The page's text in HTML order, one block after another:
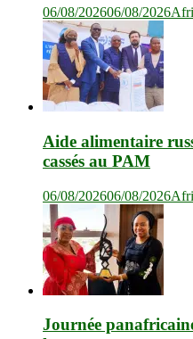
06/08/202606/08/2026
Aide alimentaire
cassés au PAM
06/08/202606/08/2026
Journée